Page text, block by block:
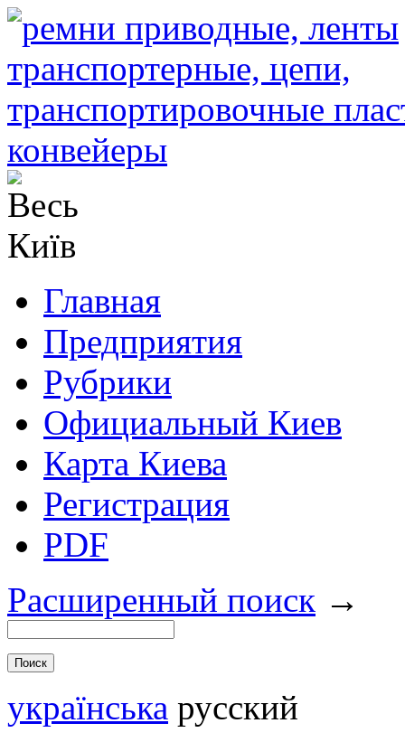
Главная
Предприятия
Рубрики
Официальный Киев
Карта Киева
Регистрация
PDF
Расширенный поиск →
українська русский